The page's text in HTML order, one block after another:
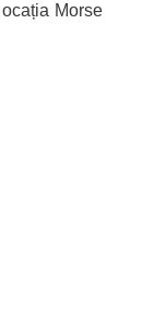
Morse